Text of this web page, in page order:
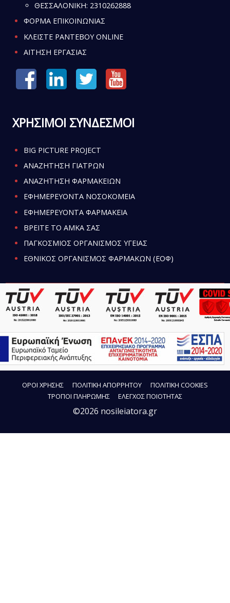
ΘΕΣΣΑΛΟΝΙΚΗ: 2310262888
ΦΟΡΜΑ ΕΠΙΚΟΙΝΩΝΙΑΣ
ΚΛΕΙΣΤΕ ΡΑΝΤΕΒΟΥ ONLINE
ΑΙΤΗΣΗ ΕΡΓΑΣΙΑΣ
ΧΡΗΣΙΜΟΙ ΣΥΝΔΕΣΜΟΙ
BIG PICTURE PROJECT
ΑΝΑΖΗΤΗΣΗ ΓΙΑΤΡΩΝ
ΑΝΑΖΗΤΗΣΗ ΦΑΡΜΑΚΕΙΩΝ
ΕΦΗΜΕΡΕΥΟΝΤΑ ΝΟΣΟΚΟΜΕΙΑ
ΕΦΗΜΕΡΕΥΟΝΤΑ ΦΑΡΜΑΚΕΙΑ
ΒΡΕΙΤΕ ΤΟ ΑΜΚΑ ΣΑΣ
ΠΑΓΚΟΣΜΙΟΣ ΟΡΓΑΝΙΣΜΟΣ ΥΓΕΙΑΣ
ΕΘΝΙΚΟΣ ΟΡΓΑΝΙΣΜΟΣ ΦΑΡΜΑΚΩΝ (ΕΟΦ)
ΟΡΟΙ ΧΡΗΣΗΣ ΠΟΛΙΤΙΚΗ ΑΠΟΡΡΗΤΟΥ
ΠΟΛΙΤΙΚΗ COOKIES
ΤΡΟΠΟΙ ΠΛΗΡΩΜΗΣ
ΕΛΕΓΧΟΣ ΠΟΙΟΤΗΤΑΣ
©2026 nosileiatora.gr